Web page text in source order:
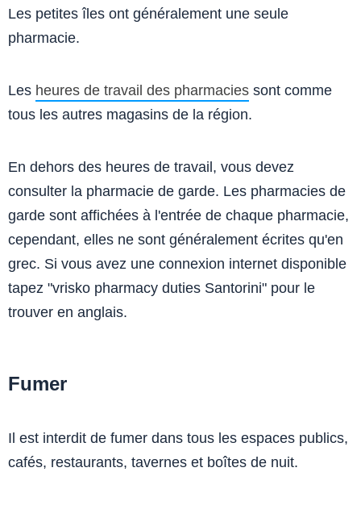
Les petites îles ont généralement une seule
pharmacie.
Les heures de travail des pharmacies sont comme
tous les autres magasins de la région.
En dehors des heures de travail, vous devez
consulter la pharmacie de garde. Les pharmacies de
garde sont affichées à l'entrée de chaque pharmacie,
cependant, elles ne sont généralement écrites qu'en
grec. Si vous avez une connexion internet disponible
tapez "vrisko pharmacy duties Santorini" pour le
trouver en anglais.
Fumer
Il est interdit de fumer dans tous les espaces publics,
cafés, restaurants, tavernes et boîtes de nuit.